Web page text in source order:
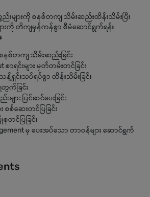
ည်းများကို စနစ်တကျ သိမ်းဆည်းထိန်းသိမ်းပြီး
ျားကို တိကျမှန်ကန်စွာ စီမံဆောင်ရွက်ရန်။
နစ်တကျ သိမ်းဆည်းခြင်း
စာရင်းများ မှတ်တမ်းတင်ခြင်း
န့်ရှင်းသပ်ရပ်စွာ ထိန်းသိမ်းခြင်း
တွက်ခြင်း
ျား ပြင်ဆင်ပေးခြင်း
စစ်ဆေးတင်ပြခြင်း
စုတင်ပြခြင်း
မှ ပေးအပ်သော တာဝန်များ ဆောင်ရွက်